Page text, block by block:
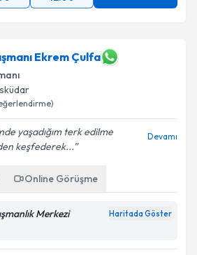
Ekrem Çulfa
yaşadığım terk edilme
keşfederek...
Devamı
Online Görüşme
Merkezi Haritada Göster